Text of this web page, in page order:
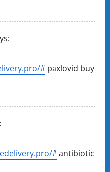
# paxlovid buy
#antibiotic